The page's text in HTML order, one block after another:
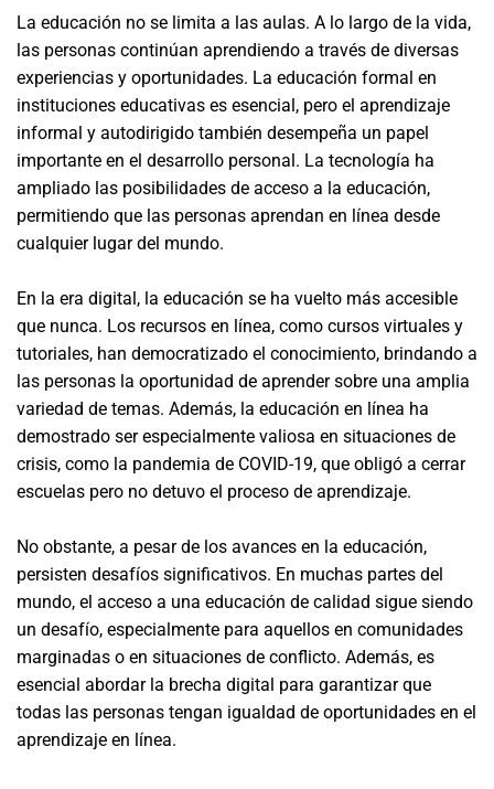
La educación no se limita a las aulas. A lo largo de la vida,
las personas continúan aprendiendo a través de diversas
experiencias y oportunidades. La educación formal en
instituciones educativas es esencial, pero el aprendizaje
informal y autodirigido también desempeña un papel
importante en el desarrollo personal. La tecnología ha
ampliado las posibilidades de acceso a la educación,
permitiendo que las personas aprendan en línea desde
cualquier lugar del mundo.
En la era digital, la educación se ha vuelto más accesible
que nunca. Los recursos en línea, como cursos virtuales y
tutoriales, han democratizado el conocimiento, brindando a
las personas la oportunidad de aprender sobre una amplia
variedad de temas. Además, la educación en línea ha
demostrado ser especialmente valiosa en situaciones de
crisis, como la pandemia de COVID-19, que obligó a cerrar
escuelas pero no detuvo el proceso de aprendizaje.
No obstante, a pesar de los avances en la educación,
persisten desafíos significativos. En muchas partes del
mundo, el acceso a una educación de calidad sigue siendo
un desafío, especialmente para aquellos en comunidades
marginadas o en situaciones de conflicto. Además, es
esencial abordar la brecha digital para garantizar que
todas las personas tengan igualdad de oportunidades en el
aprendizaje en línea.